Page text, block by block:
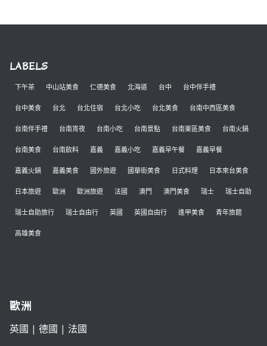
LABELS
下午茶 中山站美食 仁德美食 北海道 台中 台中伴手禮
台中美食 台北 台北住宿 台北小吃 台北美食 台南中西區美食
台南伴手禮 台南宵夜 台南小吃 台南景點 台南東區美食 台南火鍋
台南美食 台南飲料 嘉義 嘉義小吃 嘉義早午餐 嘉義早餐
嘉義火鍋 嘉義美食 國外旅遊 國華街美食 日式料理 日本來台美食
日本旅遊 歐洲 歐洲旅遊 法國 澳門 澳門美食 瑞士 瑞士自助
瑞士自助旅行 瑞士自由行 英國 英國自由行 逢甲美食 青年旅館
高雄美食
歐洲
英國 | 德國 | 法國